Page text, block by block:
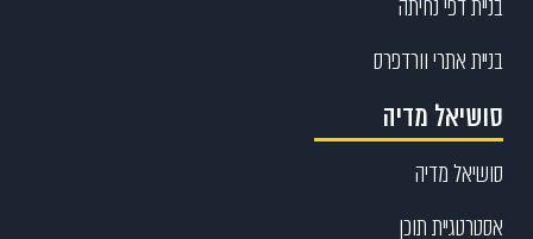
בניית דפי נחיתה
בניית אתרי וורדפרס
סושיאל מדיה
סושיאל מדיה
אסטרטגיית תוכן